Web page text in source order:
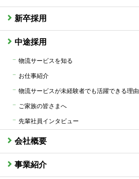
新卒採用
中途採用
物流サービスを知る
お仕事紹介
物流サービスが未経験者でも活躍できる理由
ご家族の皆さまへ
先輩社員インタビュー
会社概要
事業紹介